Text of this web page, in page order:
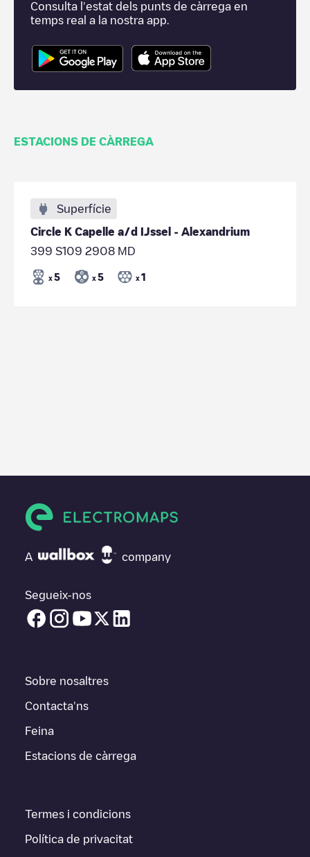
Consulta l'estat dels punts de càrrega en
temps real a la nostra app.
ESTACIONS DE CÀRREGA
Superfície
Circle K Capelle a/d IJssel - Alexandrium
399 S109 2908 MD
x 5 x 5 x 1
A company
Segueix-nos
Sobre nosaltres
Contacta'ns
Feina
Estacions de càrrega
Termes i condicions
Política de privacitat